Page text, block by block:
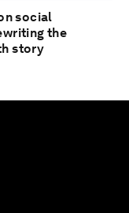
social
the
story